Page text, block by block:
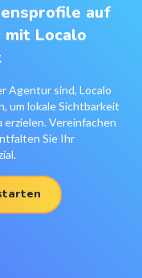
auf
Localo
Agentur sind, Localo
um lokale Sichtbarkeit
Vereinfachen
Sie Ihr